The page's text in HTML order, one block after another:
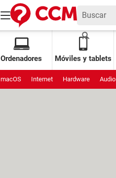
Ordenadores Móviles y tablets
macOS Internet Hardware Audio